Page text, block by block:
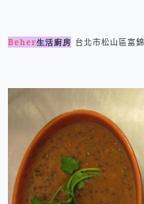
Beher生活廚房 台北市松山區富